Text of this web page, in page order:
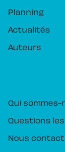
Planning
Actualités
Auteurs
Qui sommes-
Questions
Nous